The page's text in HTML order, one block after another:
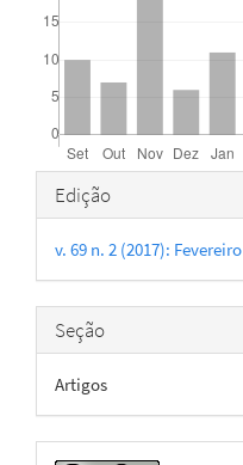
Detalhes
do
artigo
Edição
v. 69 n. 2 (2017): Fevereiro
Seção
Artigos